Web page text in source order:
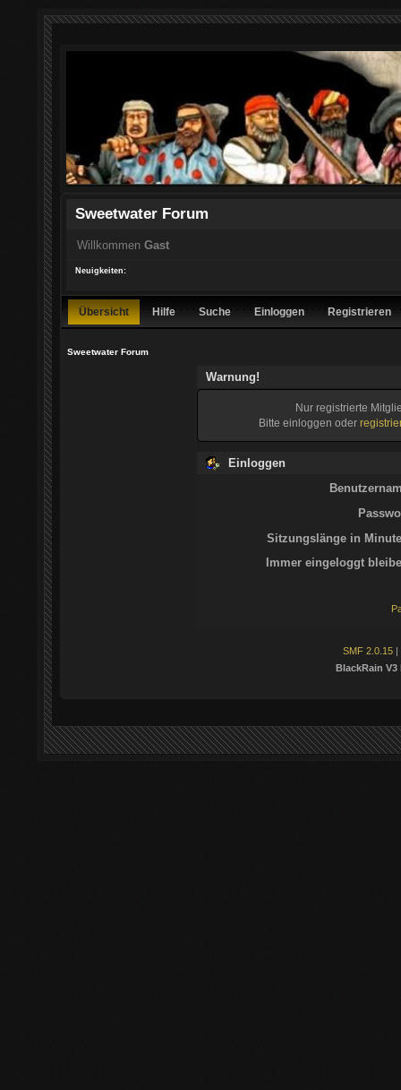
Sweetwater Forum
Willkommen Gast
Neuigkeiten:
Übersicht Hilfe Suche Einloggen Registrieren
Sweetwater Forum
Warnung!
Nur registrierte
Bitte einloggen oder
Einloggen
Sitzungslänge in
Immer eingeloggt
SMF 2.0.15 |
BlackRain V3